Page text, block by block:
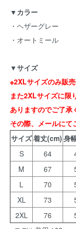
▼カラー
・ヘザーグレー
・オートミール
▼サイズ
※2XLサイズのみ販
また2XLサイズに限
ありますのでご了承
その際、メールにて
サイズ着丈(cm) 身
S
64
M
67
L
70
XL
73
2XL
76